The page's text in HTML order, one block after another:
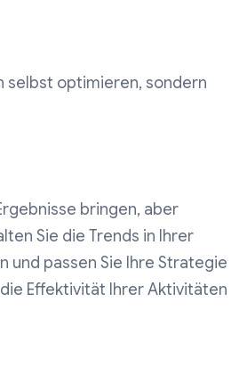
selbst optimieren, sondern
bringen, aber
Sie die Trends in Ihrer
und passen Sie Ihre Strategie
Effektivität Ihrer Aktivitäten